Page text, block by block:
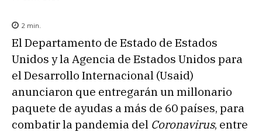
2 min.
El Departamento de Estado de Estados
Unidos y la Agencia de Estados Unidos para
el Desarrollo Internacional (Usaid)
anunciaron que entregarán un millonario
paquete de ayudas a más de 60 países, para
combatir la pandemia del Coronavirus, entre